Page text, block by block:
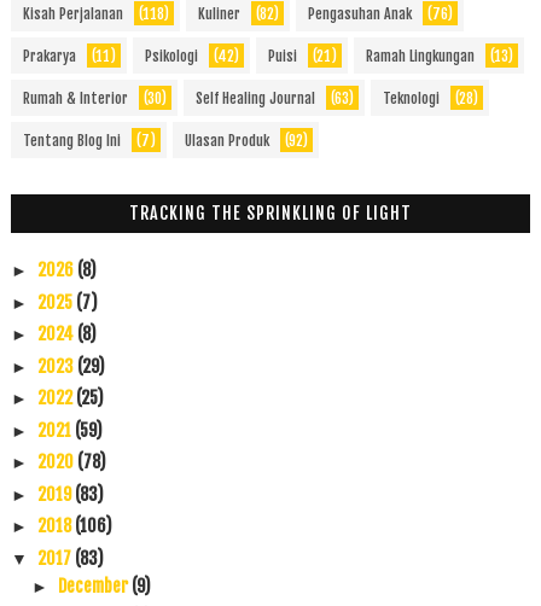
Kisah Perjalanan (118) Kuliner (82) Pengasuhan Anak (76)
Prakarya (11) Psikologi (42) Puisi (21) Ramah Lingkungan (13)
Rumah & Interior (30) Self Healing Journal (63) Teknologi (28)
Tentang Blog Ini (7) Ulasan Produk (92)
TRACKING THE SPRINKLING OF LIGHT
► 2026 (8)
► 2025 (7)
► 2024 (8)
► 2023 (29)
► 2022(25)
► 2021 (59)
► 2020 (78)
► 2019(83)
► 2018(106)
▼ 2017 (83)
► December(9)